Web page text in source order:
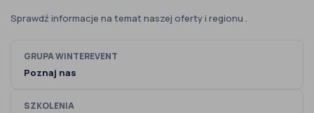
Sprawdź informacje na temat naszej oferty i regionu .
GRUPA WINTEREVENT
Poznaj nas
SZKOLENIA